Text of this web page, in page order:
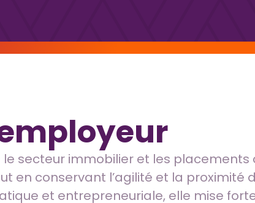
secteur immobilier et les placements
conservant l’agilité et la proximité
et entrepreneuriale, elle mise